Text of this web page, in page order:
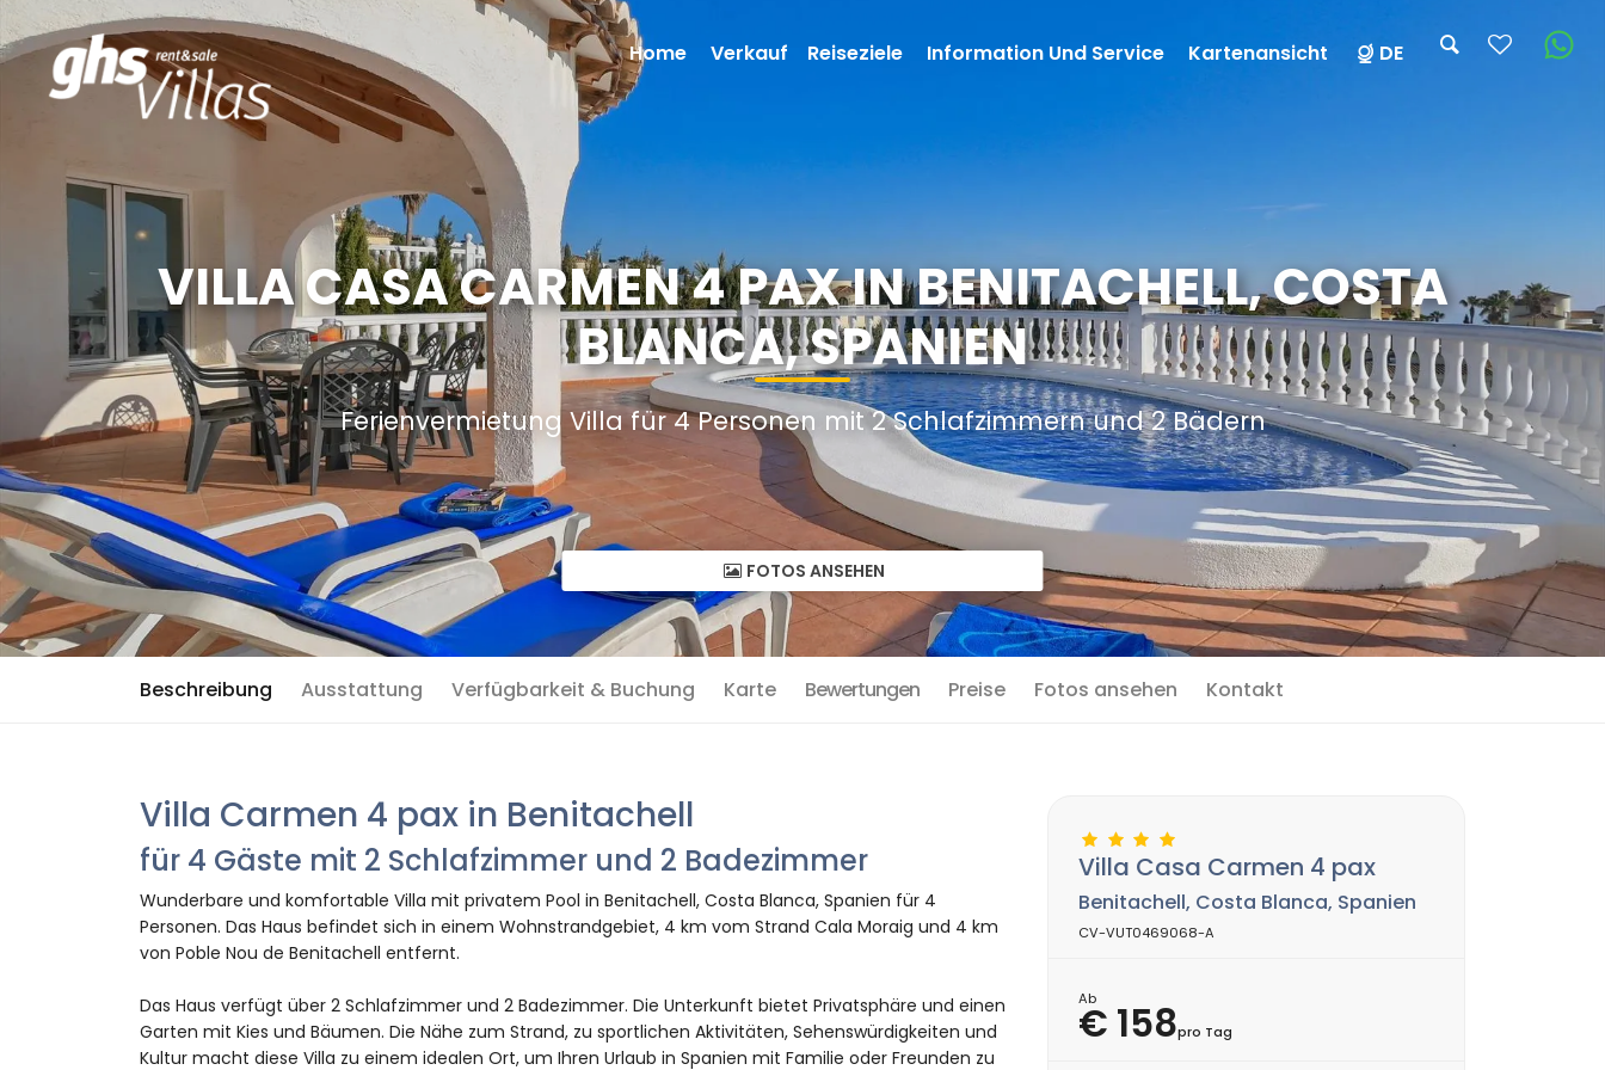
VILLA CASA CARMEN 4 PAX IN BENITACHELL, COSTA
BLANCA, SPANIEN
Ferienvermietung Villa für 4 Personen mit 2 Schlafzimmern und 2 Bädern
FOTOS ANSEHEN
Beschreibung Ausstattung Verfügbarkeit & Buchung Karte Bewertungen Preise Fotos ansehen Kontakt
Villa Carmen 4 pax in Benitachell
für 4 Gäste mit 2 Schlafzimmer und 2 Badezimmer
Wunderbare und komfortable Villa mit privatem Pool in Benitachell, Costa Blanca, Spanien für 4
Personen. Das Haus befindet sich in einem Wohnstrandgebiet, 4 km vom Strand Cala Moraig und 4 km
von Poble Nou de Benitachell entfernt.
Das Haus verfügt über 2 Schlafzimmer und 2 Badezimmer. Die Unterkunft bietet Privatsphäre und einen
Garten mit Kies und Bäumen. Die Nähe zum Strand, zu sportlichen Aktivitäten, Sehenswürdigkeiten und
Kultur macht diese Villa zu einem idealen Ort, um Ihren Urlaub in Spanien mit Familie oder Freunden zu
Villa Casa Carmen 4 pax
Benitachell, Costa Blanca, Spanien
CV-VUT0469068-A
Ab
€ 158pro Tag
Home Verkauf Reiseziele Information Und Service Kartenansicht DE